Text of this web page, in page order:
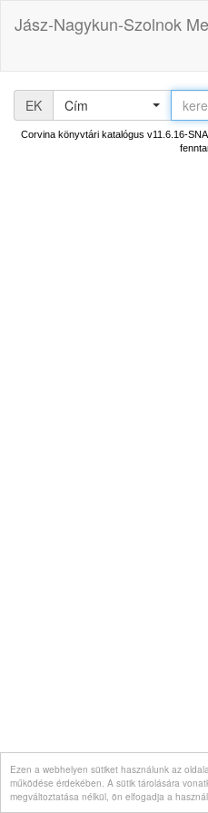
Ezen a webhelyen sütiket használunk az
működése érdekében. A sütik tárolására
megváltoztatása nélkül, ön elfogadja a
Jász-Nagykun-Szolnok
EK Cím
Corvina könyvtári katalógus v11.6.16-